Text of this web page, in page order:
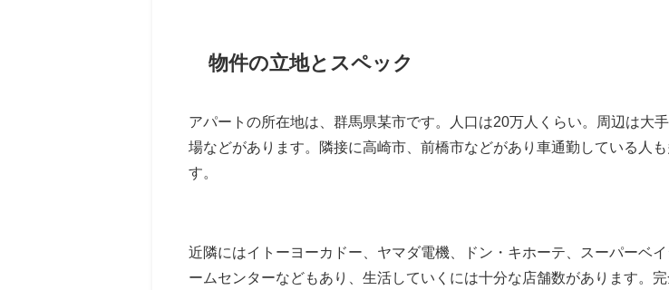
物件の立地とスペック
アパートの所在地は、群馬県某市です。人口は20万人くらい。周辺は大
場などがあります。隣接に高崎市、前橋市などがあり車通勤している人も
す。
近隣にはイトーヨーカドー、ヤマダ電機、ドン・キホーテ、スーパーベ
ームセンターなどもあり、生活していくには十分な店舗数があります。